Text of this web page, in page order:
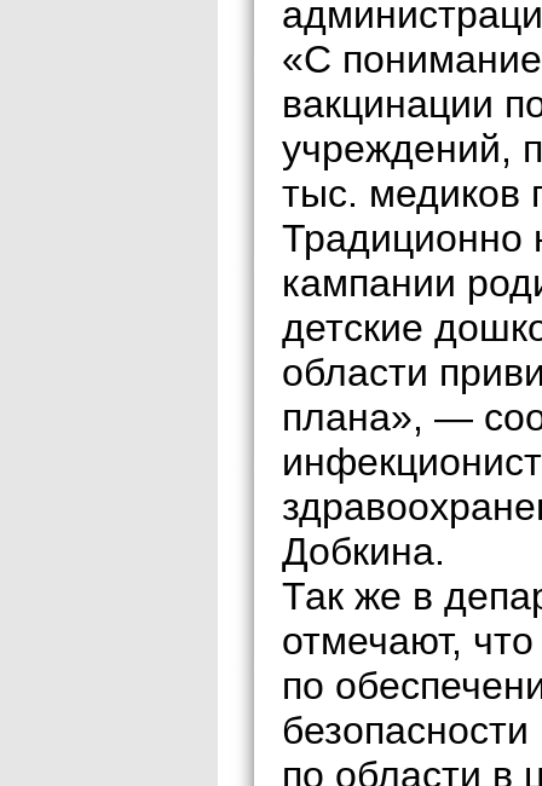
«С
вакцинации
учреждений,
тыс. медиков
Традиционно
кампании
детские
области
плана», —
Добкина.
Так же в
отмечают,
по
по области в